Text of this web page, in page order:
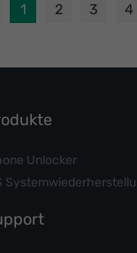
1 2 3 4
Unlocker